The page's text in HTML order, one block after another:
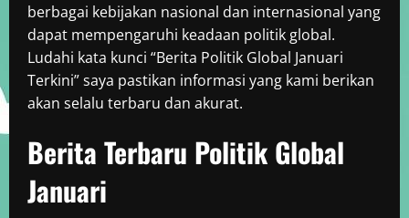
berbagai kebijakan nasional dan internasional yang
dapat mempengaruhi keadaan politik global.
Ludahi kata kunci “Berita Politik Global Januari
Terkini” saya pastikan informasi yang kami berikan
akan selalu terbaru dan akurat.
Berita Terbaru Politik Global
Januari